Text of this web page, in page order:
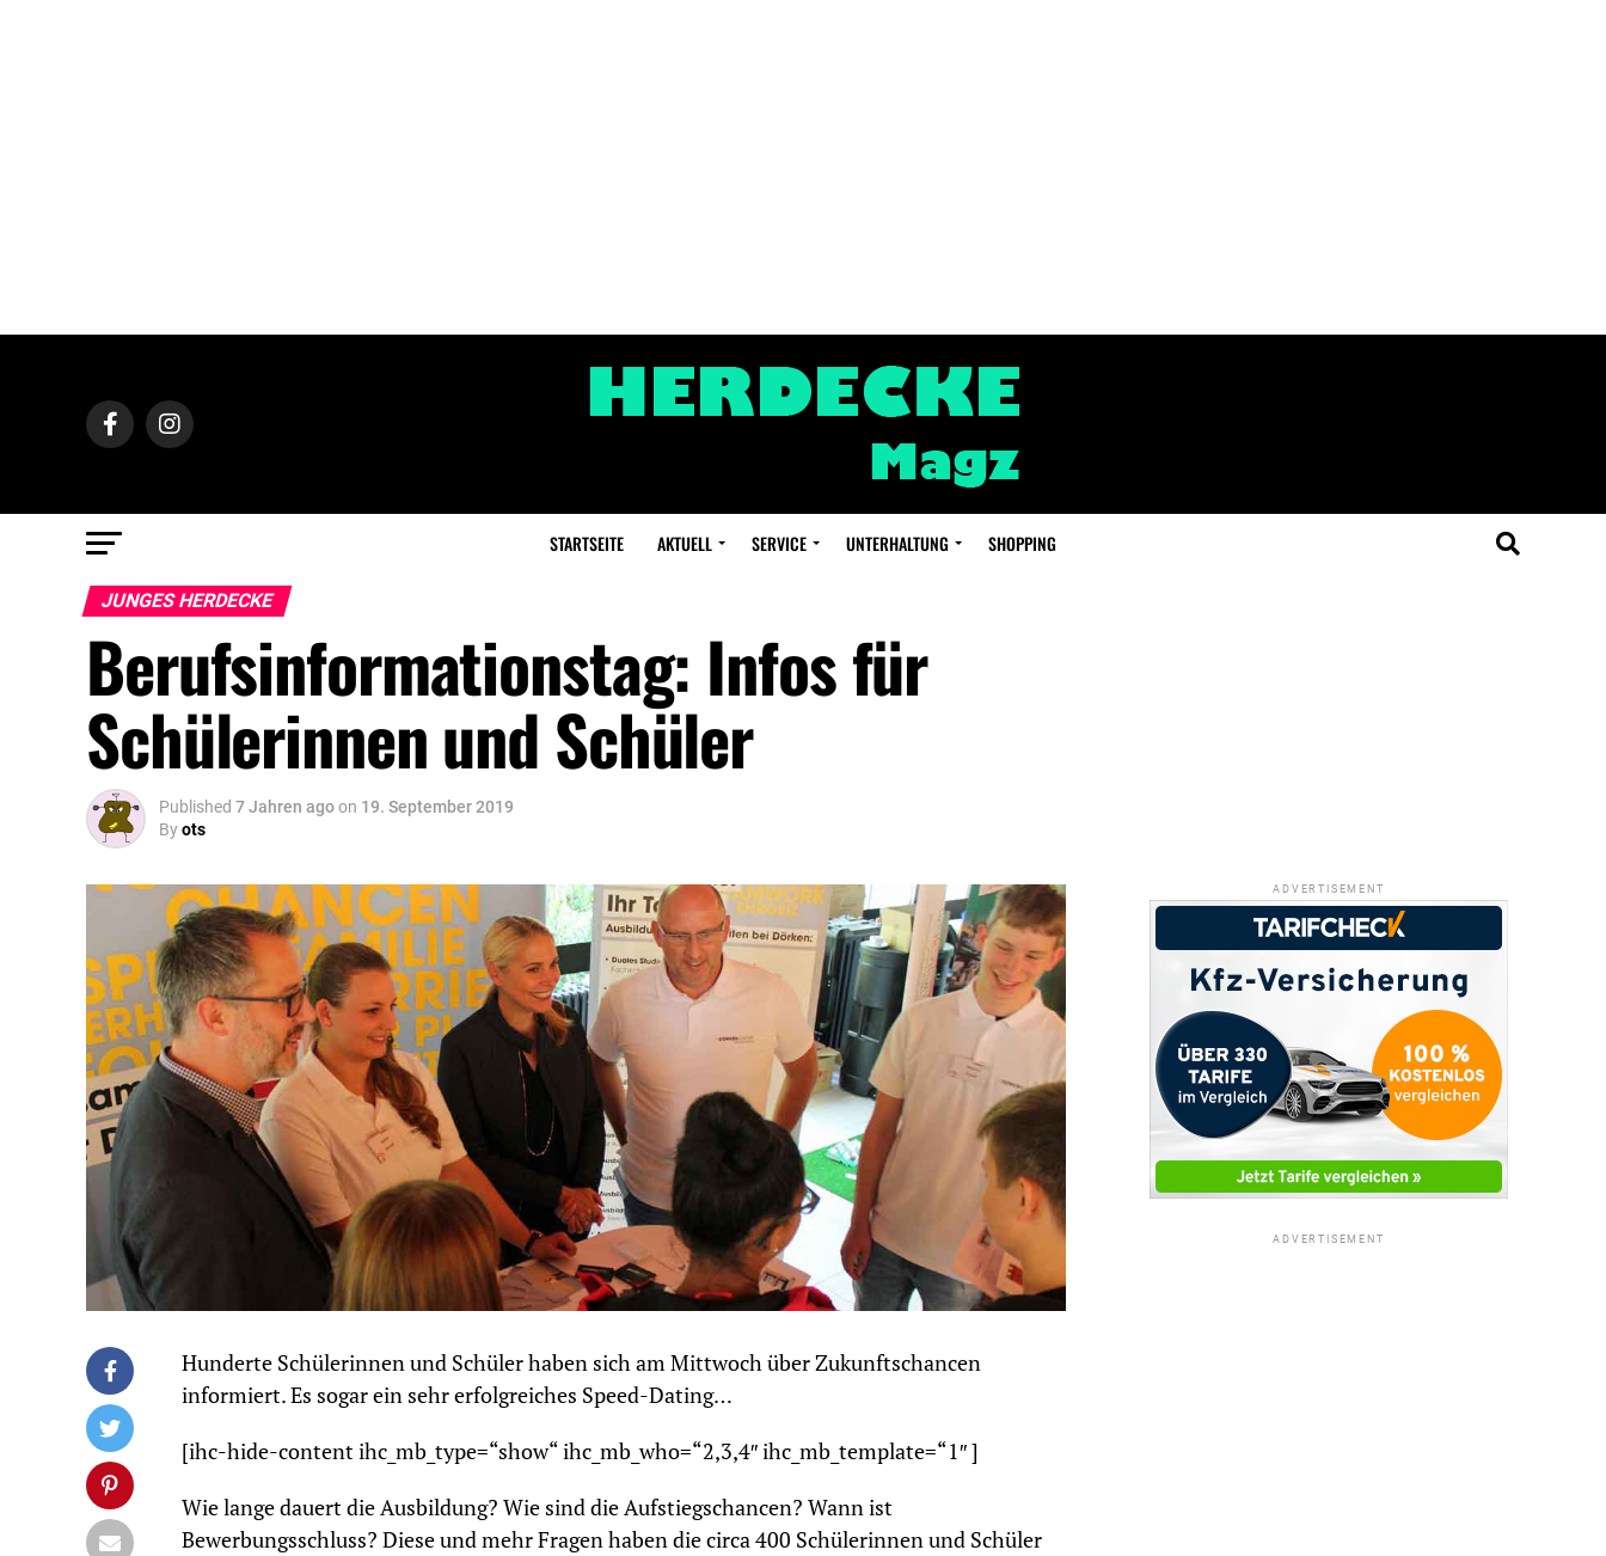
STARTSEITE AKTUELL SERVICE UNTERHALTUNG SHOPPING
JUNGES HERDECKE
Berufsinformationstag: Infos für
Schülerinnen und Schüler
Published 7 Jahren agoon 19. September 2019
Byots
Hunderte Schülerinnen und Schüler haben sich am Mittwoch über Zukunftschancen
informiert. Es sogar ein sehr erfolgreiches Speed-Dating…
[ihc-hide-content ihc_mb_type=“show“ ihc_mb_who=“2,3,4″ ihc_mb_template=“1″ ]
Wie lange dauert die Ausbildung? Wie sind die Aufstiegschancen? Wann ist
Bewerbungsschluss? Diese und mehr Fragen haben die circa 400 Schülerinnen und Schüler
ADVERTISEMENT
ADVERTISEMENT